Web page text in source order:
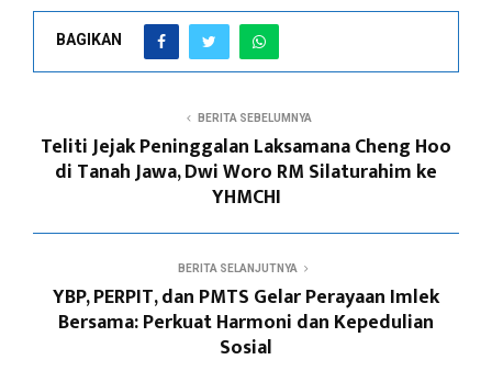
BAGIKAN
BERITA SEBELUMNYA
Teliti Jejak Peninggalan Laksamana Cheng Hoo
di Tanah Jawa, Dwi Woro RM Silaturahim ke
YHMCHI
BERITA SELANJUTNYA
YBP, PERPIT, dan PMTS Gelar Perayaan Imlek
Bersama: Perkuat Harmoni dan Kepedulian
Sosial